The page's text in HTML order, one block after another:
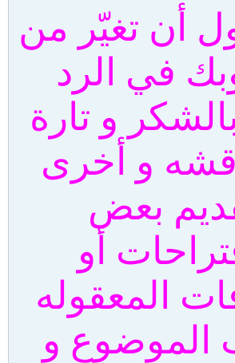
أن تغيّر من
في الرد
و تارة
و أخرى
بعض
أو
المعقوله
و